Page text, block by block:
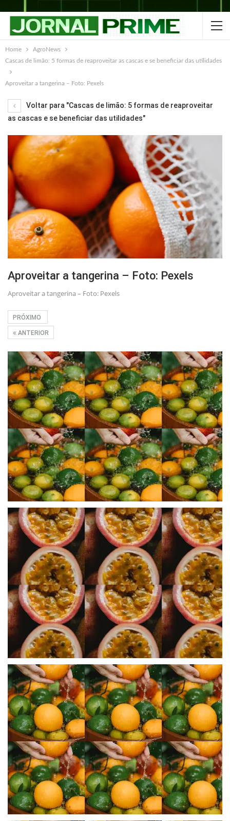
Home
AgroNews
Cascas de limão: 5 formas de reaproveitar as cascas e se beneficiar das utilidades
Aproveitar a tangerina – Foto: Pexels
Voltar para "Cascas de limão: 5 formas de reaproveitar
as cascas e se beneficiar das utilidades"
Aproveitar a tangerina – Foto: Pexels
Aproveitar a tangerina – Foto: Pexels
PRÓXIMO
ANTERIOR